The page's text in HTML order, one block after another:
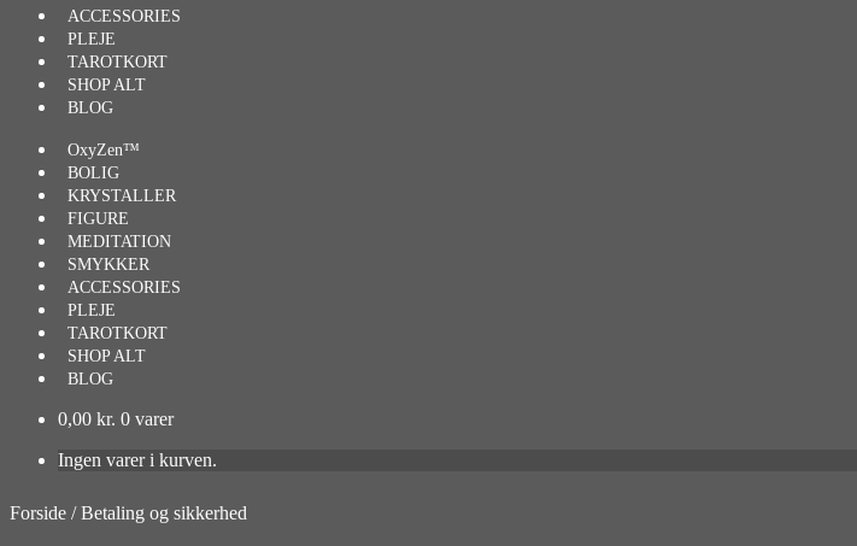
ACCESSORIES
PLEJE
TAROTKORT
SHOP ALT
BLOG
OxyZen™
BOLIG
KRYSTALLER
FIGURE
MEDITATION
SMYKKER
ACCESSORIES
PLEJE
TAROTKORT
SHOP ALT
BLOG
0,00 kr. 0 varer
Ingen varer i kurven.
Forside /Betaling og sikkerhed